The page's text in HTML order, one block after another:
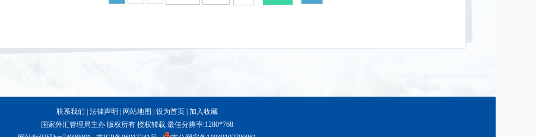
联系我们 法律声明 网站地图 设为首页 加入收藏
国家外汇管理局主办 版权所有 授权转载 最佳分辨率:1280*768